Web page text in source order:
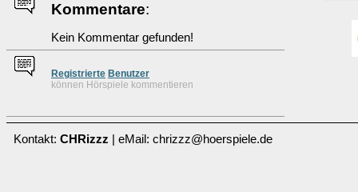
Kommentare:
Kein Kommentar gefunden!
Registrierte Benutzer
können Hörspiele kommentieren
Kontakt: CHRizzz | eMail: chrizzz@hoerspiele.de